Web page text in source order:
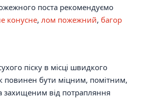
поста рекомендуємо
конусне, лом пожежний, багор
піску в місці швидкого
повинен бути міцним, помітним,
захищеним від потрапляння